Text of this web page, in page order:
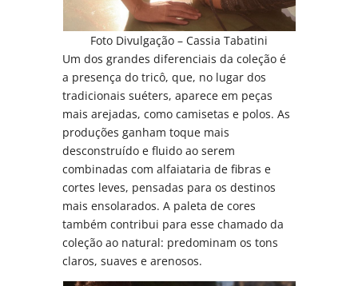
Foto Divulgação – Cassia Tabatini
Um dos grandes diferenciais da coleção é
a presença do tricô, que, no lugar dos
tradicionais suéters, aparece em peças
mais arejadas, como camisetas e polos. As
produções ganham toque mais
desconstruído e fluido ao serem
combinadas com alfaiataria de fibras e
cortes leves, pensadas para os destinos
mais ensolarados. A paleta de cores
também contribui para esse chamado da
coleção ao natural: predominam os tons
claros, suaves e arenosos.